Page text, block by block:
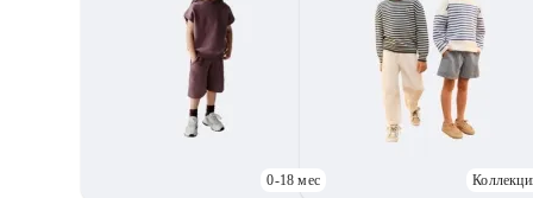
0-18 мес